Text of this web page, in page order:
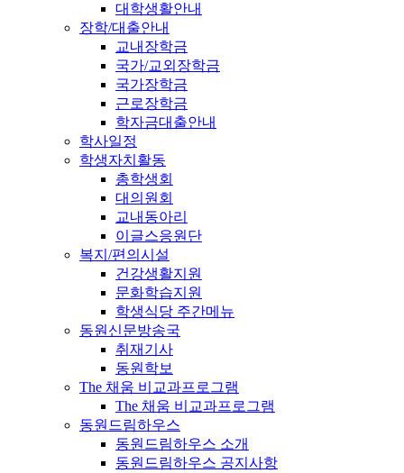
대학생활안내
장학/대출안내
교내장학금
국가/교외장학금
국가장학금
근로장학금
학자금대출안내
학사일정
학생자치활동
총학생회
대의원회
교내동아리
이글스응원단
복지/편의시설
건강생활지원
문화학습지원
학생식당 주간메뉴
동원신문방송국
취재기사
동원학보
The 채움 비교과프로그램
The 채움 비교과프로그램
동원드림하우스
동원드림하우스 소개
동원드림하우스 공지사항